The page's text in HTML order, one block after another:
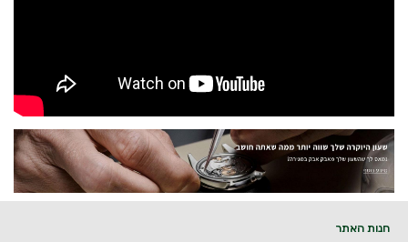
חנות האתר